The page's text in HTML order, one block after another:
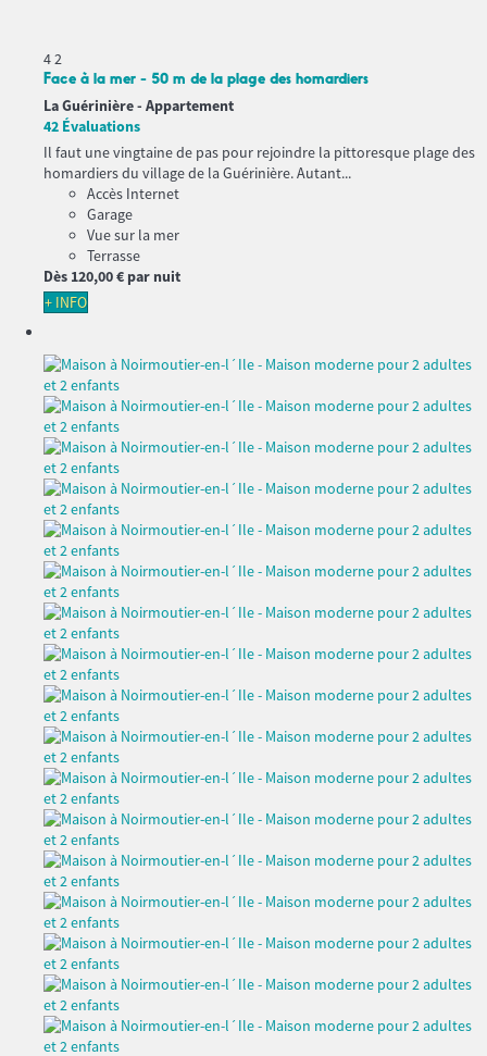
42
Face à la mer - 50 m de la plage des homardiers
La Guérinière - Appartement
42 Évaluations
Il faut une vingtaine de pas pour rejoindre la pittoresque plage des
homardiers du village de la Guérinière. Autant...
Accès Internet
Garage
Vue sur la mer
Terrasse
Dès 120,00 € par nuit
+ INFO